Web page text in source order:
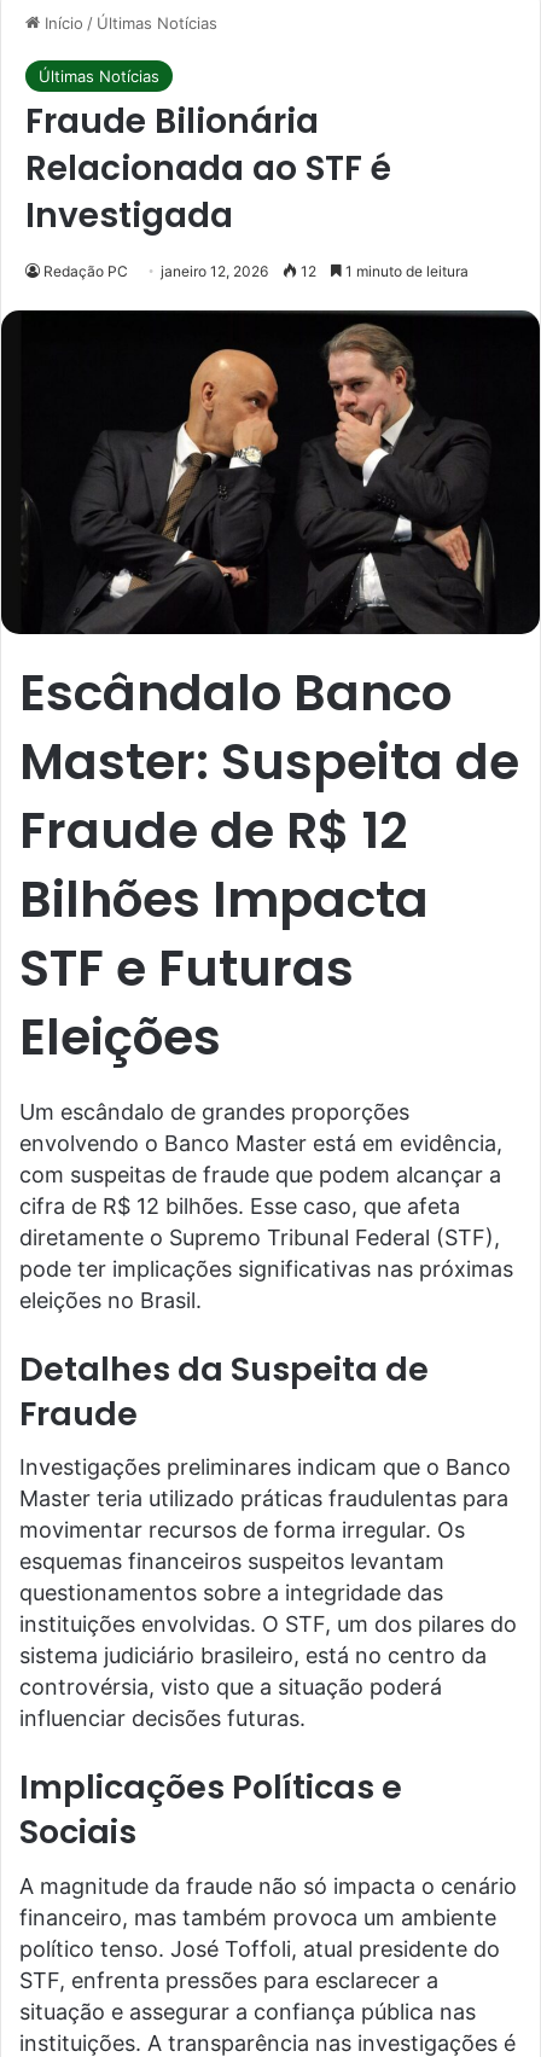
Início / Últimas Notícias
Últimas Notícias
Fraude Bilionária
Relacionada ao STF é
Investigada
Redação PC janeiro 12, 2026 12 1 minuto de leitura
Escândalo Banco
Master: Suspeita de
Fraude de R$ 12
Bilhões Impacta
STF e Futuras
Eleições
Um escândalo de grandes proporções
envolvendo o Banco Master está em evidência,
com suspeitas de fraude que podem alcançar a
cifra de R$ 12 bilhões. Esse caso, que afeta
diretamente o Supremo Tribunal Federal (STF),
pode ter implicações significativas nas próximas
eleições no Brasil.
Detalhes da Suspeita de
Fraude
Investigações preliminares indicam que o Banco
Master teria utilizado práticas fraudulentas para
movimentar recursos de forma irregular. Os
esquemas financeiros suspeitos levantam
questionamentos sobre a integridade das
instituições envolvidas. O STF, um dos pilares do
sistema judiciário brasileiro, está no centro da
controvérsia, visto que a situação poderá
influenciar decisões futuras.
Implicações Políticas e
Sociais
A magnitude da fraude não só impacta o cenário
financeiro, mas também provoca um ambiente
político tenso. José Toffoli, atual presidente do
STF, enfrenta pressões para esclarecer a
situação e assegurar a confiança pública nas
instituições. A transparência nas investigações é